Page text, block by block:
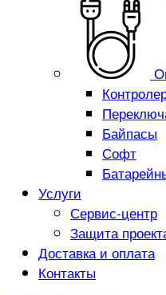
Байпасы
Софт
Услуги
Сервис-центр
Защита
Доставка и оплата
Контакты